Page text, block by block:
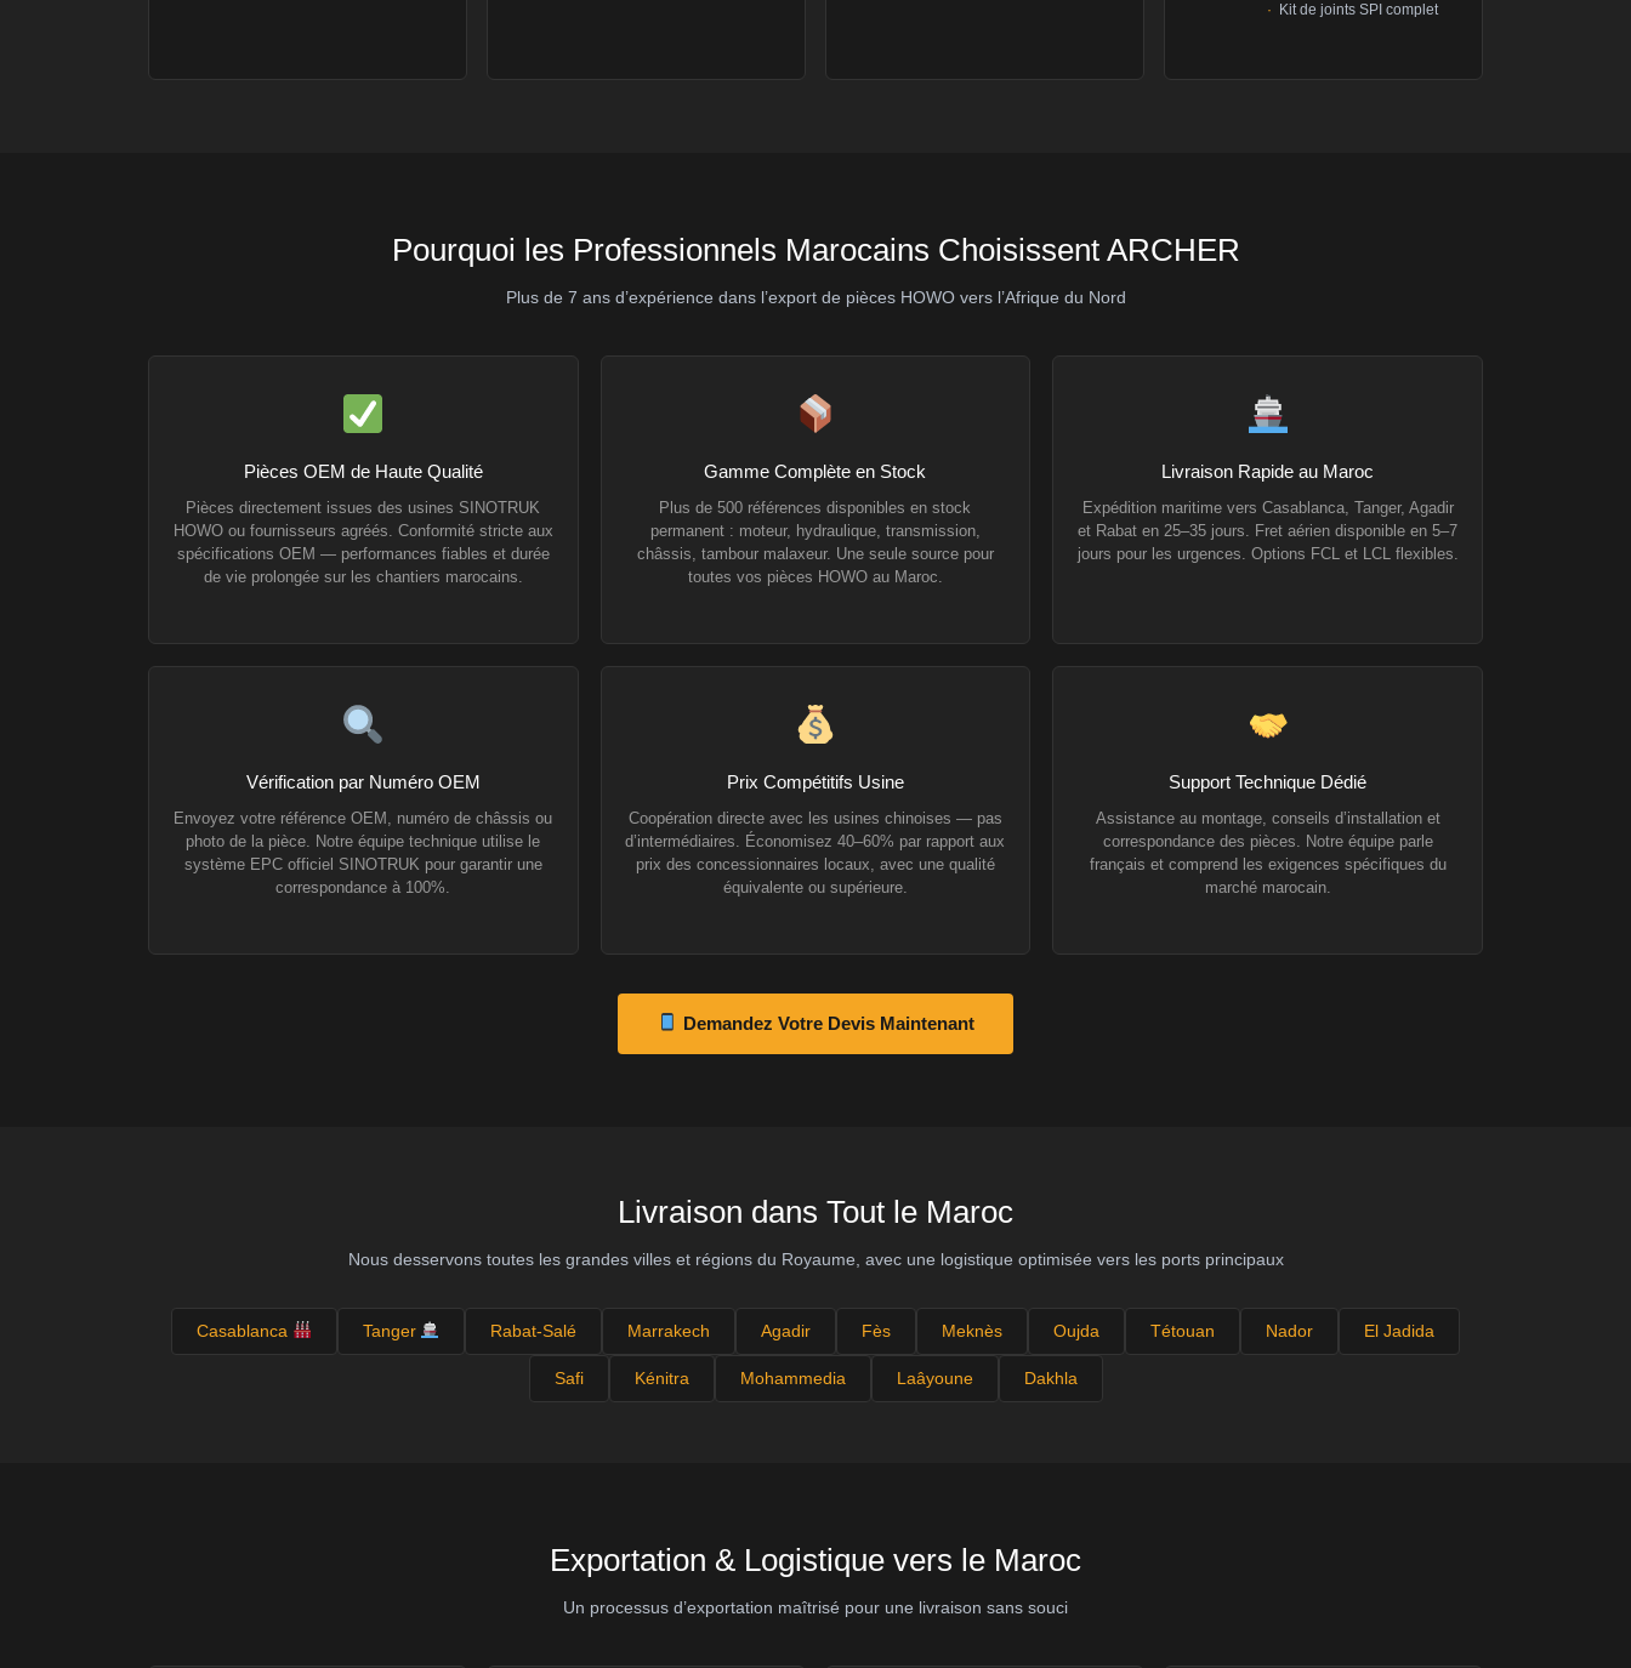
Kit de joints SPI complet
Pourquoi les Professionnels Marocains Choisissent ARCHER
Plus de 7 ans d’expérience dans l’export de pièces HOWO vers l’Afrique du Nord
Pièces OEM de Haute Qualité
Pièces directement issues des usines SINOTRUK
HOWO ou fournisseurs agréés. Conformité stricte aux
spécifications OEM — performances fiables et durée
de vie prolongée sur les chantiers marocains.
Gamme Complète en Stock
Plus de 500 références disponibles en stock
permanent : moteur, hydraulique, transmission,
châssis, tambour malaxeur. Une seule source pour
toutes vos pièces HOWO au Maroc.
Livraison Rapide au Maroc
Expédition maritime vers Casablanca, Tanger, Agadir
et Rabat en 25–35 jours. Fret aérien disponible en 5–7
jours pour les urgences. Options FCL et LCL flexibles.
Vérification par Numéro OEM
Envoyez votre référence OEM, numéro de châssis ou
photo de la pièce. Notre équipe technique utilise le
système EPC officiel SINOTRUK pour garantir une
correspondance à 100%.
Prix Compétitifs Usine
Coopération directe avec les usines chinoises — pas
d’intermédiaires. Économisez 40–60% par rapport aux
prix des concessionnaires locaux, avec une qualité
équivalente ou supérieure.
Support Technique Dédié
Assistance au montage, conseils d’installation et
correspondance des pièces. Notre équipe parle
français et comprend les exigences spécifiques du
marché marocain.
Demandez Votre Devis Maintenant
Livraison dans Tout le Maroc
Nous desservons toutes les grandes villes et régions du Royaume, avec une logistique optimisée vers les ports principaux
Casablanca Tanger Rabat-Salé Marrakech Agadir Fès Meknès Oujda Tétouan Nador El Jadida
Safi Kénitra Mohammedia Laâyoune Dakhla
Exportation & Logistique vers le Maroc
Un processus d’exportation maîtrisé pour une livraison sans souci